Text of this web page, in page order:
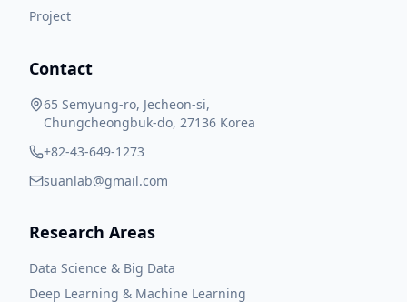
Project
Contact
65 Semyung-ro, Jecheon-si,
Chungcheongbuk-do, 27136 Korea
+82-43-649-1273
suanlab@gmail.com
Research Areas
Data Science & Big Data
Deep Learning & Machine Learning